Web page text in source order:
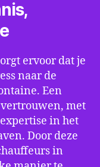
ervoor dat je
naar de
Een
met
in het
Door deze
in